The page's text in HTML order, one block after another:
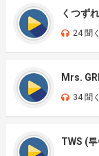
くつず
24 聞く
Mrs.
34 聞く
TWS (